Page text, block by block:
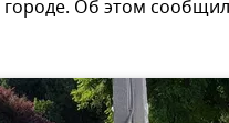
городе. Об этом